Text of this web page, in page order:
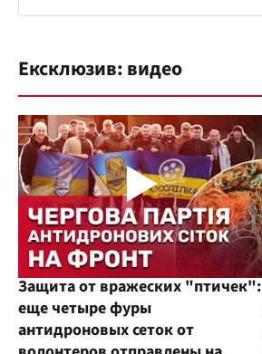
Ексклюзив: видео
Защита от вражеских "птичек":
еще четыре фуры
антидроновых сеток от